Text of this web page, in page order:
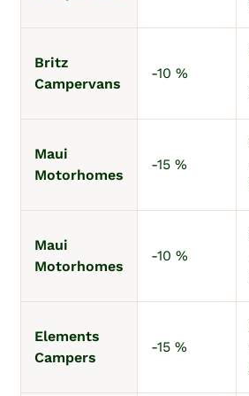
Britz
Campervans
-10 %
Maui
Motorhomes
-15 %
Maui
Motorhomes
-10 %
Elements
Campers
-15 %